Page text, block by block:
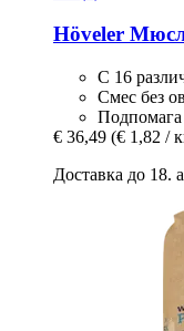
Höveler
С 16
Смес без
Подпомага
€ 36,49 (€ 1,82 /
Доставка до 18.